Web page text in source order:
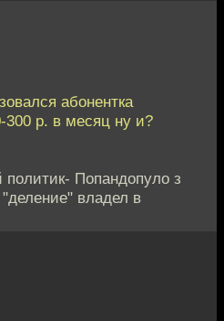
абонентка
300 р. в месяц ну и?
Попандопуло з
владел в